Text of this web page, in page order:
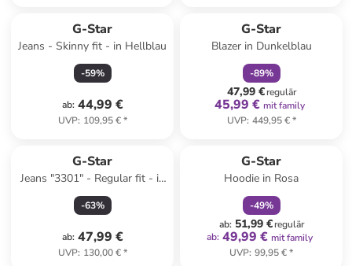
G-Star
Jeans - Skinny fit - in Hellblau
-59%
ab: 44,99 €
UVP: 109,95 €*
G-Star
Blazer in Dunkelblau
-89%
47,99 €regulär
45,99 € mit family
UVP: 449,95 €*
G-Star
Jeans "3301" - Regular fit - in
Anthrazit
-63%
ab: 47,99 €
UVP: 130,00 €*
G-Star
Hoodie in Rosa
-49%
ab: 51,99 €regulär
ab: 49,99 € mit family
UVP: 99,95 €*